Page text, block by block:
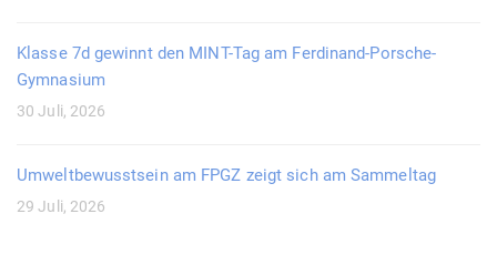
Klasse 7d gewinnt den MINT-Tag am Ferdinand-Porsche-
Gymnasium
30 Juli, 2026
Umweltbewusstsein am FPGZ zeigt sich am Sammeltag
29 Juli, 2026